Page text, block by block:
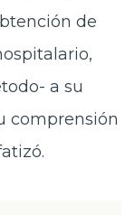
de
a su
comprensión